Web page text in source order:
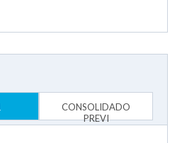
CONSOLIDADO
PREVI